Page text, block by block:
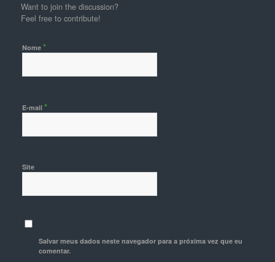
Want to join the discussion?
Feel free to contribute!
Nome *
E-mail *
Site
Salvar meus dados neste navegador para a próxima vez que eu
comentar.